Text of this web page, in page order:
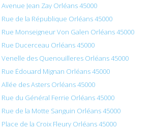
Jean Zay Orléans 45000
de la République Orléans 45000
Monseigneur Von Galen Orléans 45000
Ducerceau Orléans 45000
des Quenouilleres Orléans 45000
Édouard Mignan Orléans 45000
des Asters Orléans 45000
du Général Ferrie Orléans 45000
de la Motte Sanguin Orléans 45000
de la Croix Fleury Orléans 45000